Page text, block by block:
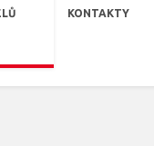
KONTAKTY